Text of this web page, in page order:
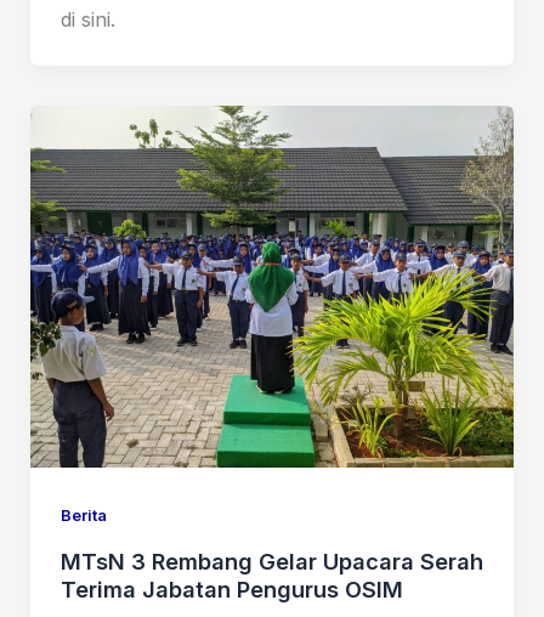
di sini.
Berita
MTsN 3 Rembang Gelar Upacara Serah
Terima Jabatan Pengurus OSIM